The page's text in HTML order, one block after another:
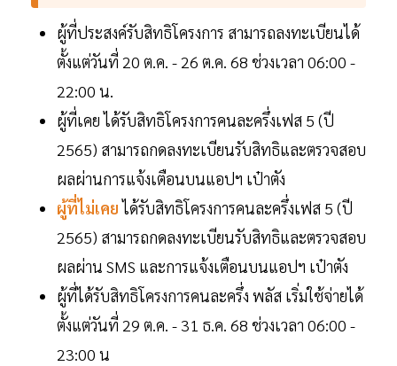
ผู้ที่ประสงค์รับสิทธิโครงการ สามารถลงทะเบียนได้
ตั้งแต่วันที่ 20 ต.ค. - 26 ต.ค. 68 ช่วงเวลา 06:00 -
22:00 น.
ผู้ที่เคย ได้รับสิทธิโครงการคนละครึ่งเฟส 5 (ปี
2565) สามารถกดลงทะเบียนรับสิทธิและตรวจสอบ
ผลผ่านการแจ้งเตือนบนแอปฯ เป๋าตัง
ผู้ที่ไม่เคยได้รับสิทธิโครงการคนละครึ่งเฟส 5 (ปี
2565) สามารถกดลงทะเบียนรับสิทธิและตรวจสอบ
ผลผ่าน SMS และการแจ้งเตือนบนแอปฯ เป๋าตัง
ผู้ที่ได้รับสิทธิโครงการคนละครึ่ง พลัส เริ่มใช้จ่ายได้
ตั้งแต่วันที่ 29 ต.ค. - 31 ธ.ค. 68 ช่วงเวลา 06:00 -
23:00 น